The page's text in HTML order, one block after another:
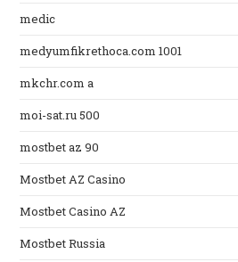
medic
medyumfikrethoca.com 1001
mkchr.com a
moi-sat.ru 500
mostbet az 90
Mostbet AZ Casino
Mostbet Casino AZ
Mostbet Russia